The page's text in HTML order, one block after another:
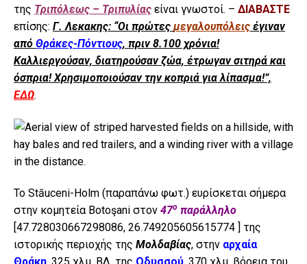
της Τριπόλεως – Τριπυλίας είναι γνωστοί. – ΔΙΑΒΑΣΤΕ
επίσης: Γ. Λεκακης: “Οι πρώτες μεγαλουπόλεις έγιναν
από Θράκες-Πόντιους, πριν 8.100 χρόνια!
Καλλιεργούσαν, διατηρούσαν ζώα, έτρωγαν σιτηρά και
όσπρια! Χρησιμοποιούσαν την κοπριά για λίπασμα!”,
ΕΔΩ.
Το Stăuceni-Holm (παραπάνω φωτ.) ευρίσκεται σήμερα
στην κομητεία Botoşani στον 47ο παράλληλο
[47.728030667298086, 26.749205605615774 ] της
ιστορικής περιοχής της Μολδαβίας, στην αρχαία